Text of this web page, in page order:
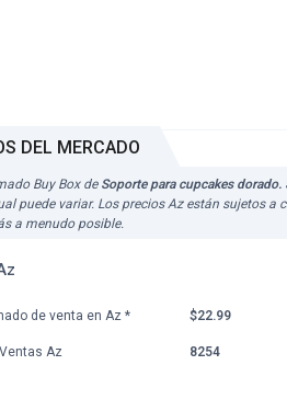
DEL MERCADO
Buy Box de Soporte para cupcakes
puede variar. Los precios Az están sujetos
a menudo posible.
de venta en Az * $22.99
Az 8254